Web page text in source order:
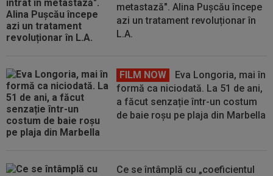
metastază". Alina Pușcău începe
azi un tratament revoluționar în
L.A.
FILM NOW
Eva Longoria, mai în
formă ca niciodată. La 51 de ani,
a făcut senzație într-un costum
de baie roșu pe plaja din Marbella
Ce se întâmplă cu „coeficientul